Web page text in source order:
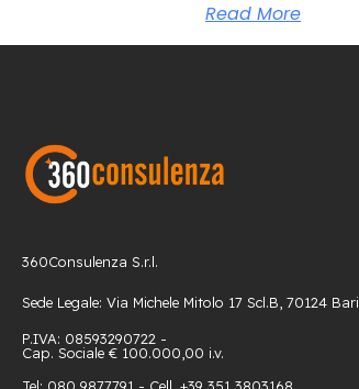
Read More
360Consulenza S.r.l.
Sede Legale: Via Michele Mitolo 17 Scl.B, 70124 Bari
P.IVA: 08593290722 -
Cap. Sociale € 100.000,00 i.v.